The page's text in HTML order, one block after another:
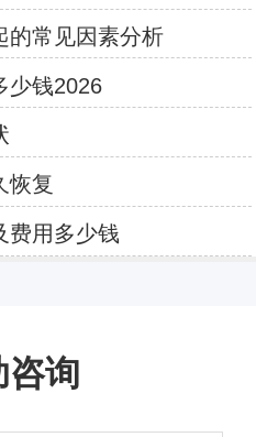
的常见因素分析
少钱2026
恢复
费用多少钱
咨询